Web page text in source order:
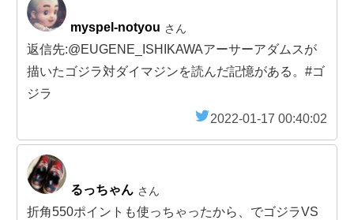
myspel-notyou さん
返信先:@EUGENE_ISHIKAWAアーサーアダムスが
描いたゴジラ対ダイマジンを読んだ記憶がある。#ゴ
ジラ
2022-01-17 00:40:02
るっちゃん さん
折角550ポイントも使っちゃったから、でゴジラVS